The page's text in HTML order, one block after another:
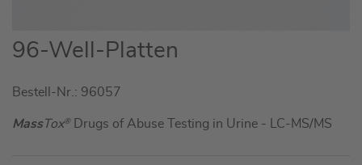
Zum
Anfang
Bildgalerie
springen
96-Well-Platten
Bestell-Nr.: 96057
MassTox®Drugs of Abuse Testing in Urine - LC-MS/MS